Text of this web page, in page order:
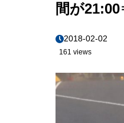
間が
2018-02-02
161 views